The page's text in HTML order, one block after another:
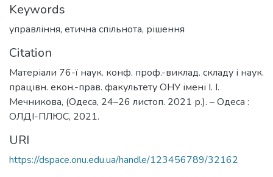
Keywords
управління, етична спільнота, рішення
Citation
Матеріали 76-ї наук. конф. проф.-виклад. складу і наук.
працівн. екон.-прав. факультету ОНУ імені І. І.
Мечникова, (Одеса, 24–26 листоп. 2021 р.). – Одеса :
ОЛДІ-ПЛЮС, 2021.
URI
https://dspace.onu.edu.ua/handle/123456789/32162